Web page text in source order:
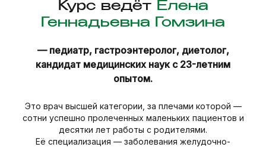
Курс ведёт Елена
Геннадьевна Гомзина
— педиатр, гастроэнтеролог, диетолог,
кандидат медицинских наук с 23-летним
опытом.
Это врач высшей категории, за плечами которой —
сотни успешно пролеченных маленьких пациентов и
десятки лет работы с родителями.
Её специализация — заболевания желудочно-